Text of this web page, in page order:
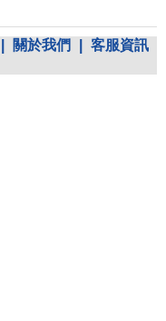
關於我們
客服資訊